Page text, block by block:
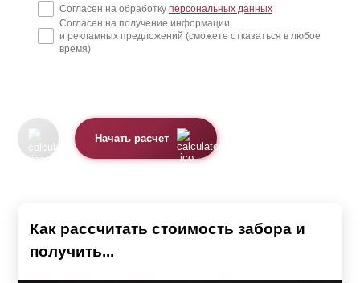
Согласен на обработку персональных данных
Согласен на получение информации
и рекламных предложений (сможете отказаться в любое
время)
Начать расчет
Как рассчитать стоимость забора и
получить...